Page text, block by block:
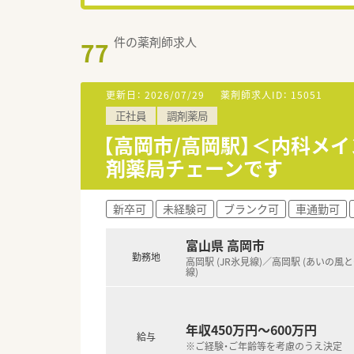
77 件の薬剤師求人
更新日： 2026/07/29 薬剤師求人ID： 15051
正社員 調剤薬局
【高岡市/高岡駅】＜内科
剤薬局チェーンです
新卒可 未経験可 ブランク可 車通勤可
勤務地
富山県 高岡市
高岡駅 (JR氷見線)／高岡駅 (あいの風
線)
給与 年収450万円～600万円
※ご経験・ご年齢等を考慮のうえ決定